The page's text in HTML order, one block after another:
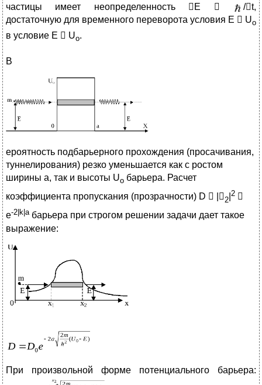
частицы имеет неопределенность Е 
/t,
достаточную для временного переворота условия Е  Uо
в условие Е  Uо.
В
ероятность подбарьерного прохождения (просачивания,
туннелирования) резко уменьшается как с ростом
ширины a, так и высоты Uо барьера. Расчет
коэффициента пропускания (прозрачности) D  | 2
2 
е-2|k|абарьера при строгом решении задачи дает такое
выражение:
При произвольной форме потенциального барьера: